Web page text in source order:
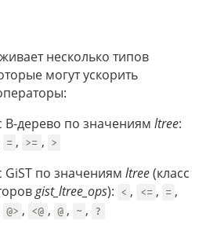
несколько типов
могут ускорить
B-дерево по значениям ltree:
= , >= , >
GiST по значениям ltree(класс
gist_ltree_ops): < , <= , = ,
@> , <@ , @ , ~ , ?